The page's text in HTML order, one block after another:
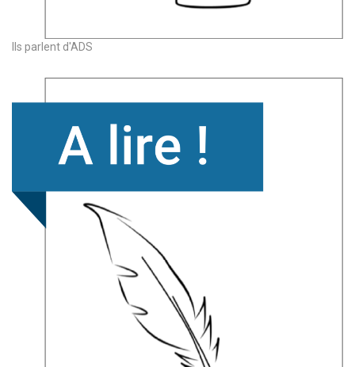
Ils parlent d'ADS